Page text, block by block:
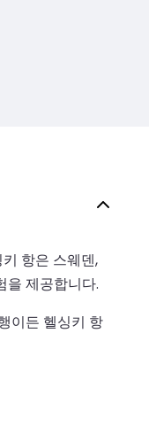
항은 스웨덴,
을 제공합니다.
이든 헬싱키 항